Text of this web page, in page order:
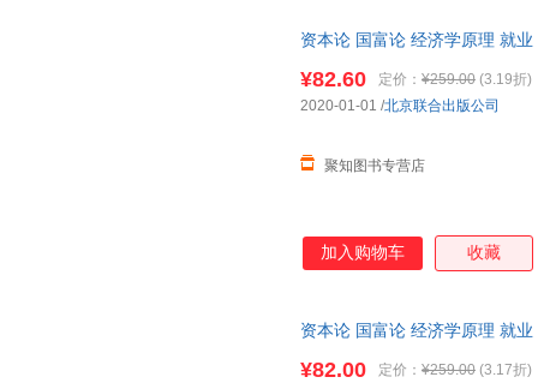
资本论 国富论 经济学原理 就
¥82.60 定价： ¥259.00 (3.19折)
聚知图书专营店
2020-01-01 /北京联合出版公司
加入购物车 收藏
资本论 国富论 经济学原理 就
¥82.00 定价： ¥259.00 (3.17折)